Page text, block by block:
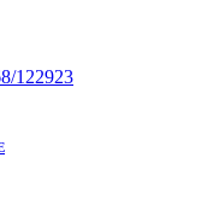
122923